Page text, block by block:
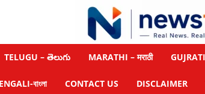
TELUGU – తెలుగు MARATHI – मराठी
বাংলা CONTACT US DISCLAIMER